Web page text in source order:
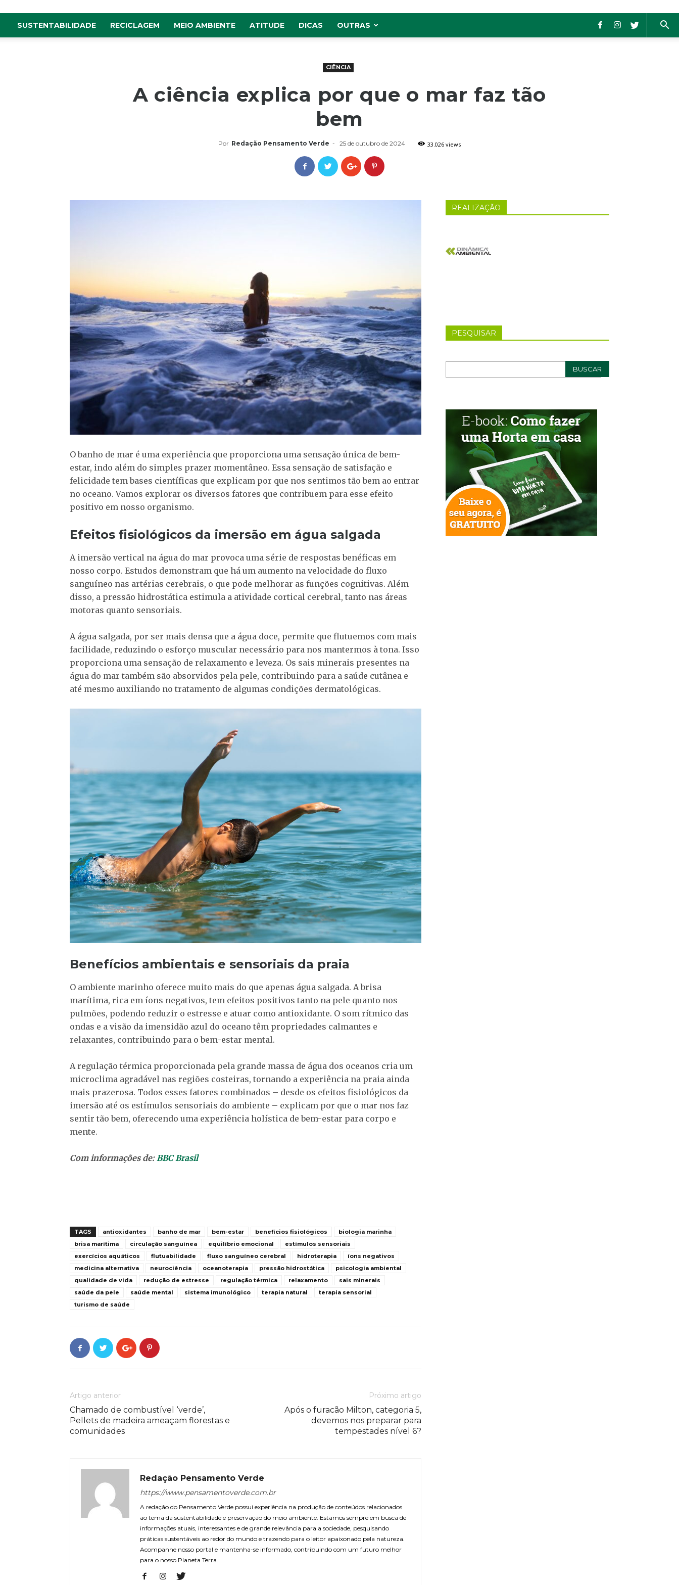
SUSTENTABILIDADE RECICLAGEM MEIO AMBIENTE ATITUDE DICAS OUTRAS
CIÊNCIA
A ciência explica por que o mar faz tão
bem
Por Redação Pensamento Verde - 25 de outubro de 2024 33.026 views
O banho de mar é uma experiência que proporciona uma sensação única de bem-
estar, indo além do simples prazer momentâneo. Essa sensação de satisfação e
felicidade tem bases científicas que explicam por que nos sentimos tão bem ao entrar
no oceano. Vamos explorar os diversos fatores que contribuem para esse efeito
positivo em nosso organismo.
Efeitos fisiológicos da imersão em água salgada
A imersão vertical na água do mar provoca uma série de respostas benéficas em
nosso corpo. Estudos demonstram que há um aumento na velocidade do fluxo
sanguíneo nas artérias cerebrais, o que pode melhorar as funções cognitivas. Além
disso, a pressão hidrostática estimula a atividade cortical cerebral, tanto nas áreas
motoras quanto sensoriais.
A água salgada, por ser mais densa que a água doce, permite que flutuemos com mais
facilidade, reduzindo o esforço muscular necessário para nos mantermos à tona. Isso
proporciona uma sensação de relaxamento e leveza. Os sais minerais presentes na
água do mar também são absorvidos pela pele, contribuindo para a saúde cutânea e
até mesmo auxiliando no tratamento de algumas condições dermatológicas.
Benefícios ambientais e sensoriais da praia
O ambiente marinho oferece muito mais do que apenas água salgada. A brisa
marítima, rica em íons negativos, tem efeitos positivos tanto na pele quanto nos
pulmões, podendo reduzir o estresse e atuar como antioxidante. O som rítmico das
ondas e a visão da imensidão azul do oceano têm propriedades calmantes e
relaxantes, contribuindo para o bem-estar mental.
A regulação térmica proporcionada pela grande massa de água dos oceanos cria um
microclima agradável nas regiões costeiras, tornando a experiência na praia ainda
mais prazerosa. Todos esses fatores combinados – desde os efeitos fisiológicos da
imersão até os estímulos sensoriais do ambiente – explicam por que o mar nos faz
sentir tão bem, oferecendo uma experiência holística de bem-estar para corpo e
mente.
Com informações de:BBC Brasil
TAGS antioxidantes banho de mar bem-estar benefícios fisiológicos
biologia marinha
brisa marítima
circulação sanguínea equilíbrio emocional
estímulos sensoriais
exercícios aquáticos
flutuabilidade fluxo sanguíneo cerebral hidroterapia
íons negativos
medicina alternativa
neurociência oceanoterapia pressão hidrostática
psicologia ambiental
qualidade de vida
redução de estresse regulação térmica relaxamento
sais minerais
saúde da pele
saúde mental sistema imunológico terapia natural
terapia sensorial
turismo de saúde
Artigo anterior
Chamado de combustível ‘verde’,
Pellets de madeira ameaçam florestas e
comunidades
Próximo artigo
Após o furacão Milton, categoria 5,
devemos nos preparar para
tempestades nível 6?
Redação Pensamento Verde
https://www.pensamentoverde.com.br
A redação do Pensamento Verde possui experiência na produção de conteúdos relacionados
ao tema da sustentabilidade e preservação do meio ambiente. Estamos sempre em busca de
informações atuais, interessantes e de grande relevância para a sociedade, pesquisando
práticas sustentáveis ao redor do mundo e trazendo para o leitor apaixonado pela natureza.
Acompanhe nosso portal e mantenha-se informado, contribuindo com um futuro melhor
para o nosso Planeta Terra.
REALIZAÇÃO
PESQUISAR